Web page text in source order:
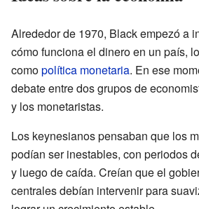
Alrededor de 1970, Black empezó a
cómo funciona el dinero en un país,
comopolítica monetaria. En ese
debate entre dos grupos de
y los monetaristas.
Los keynesianos pensaban que los
podían ser inestables, con periodos
y luego de caída. Creían que el
centrales debían intervenir para